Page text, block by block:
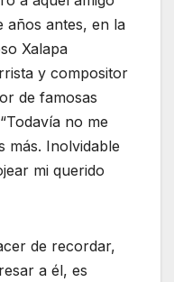
años antes, en la
Xalapa
y compositor
de famosas
no me
más. Inolvidable
mi querido
de recordar,
a él, es